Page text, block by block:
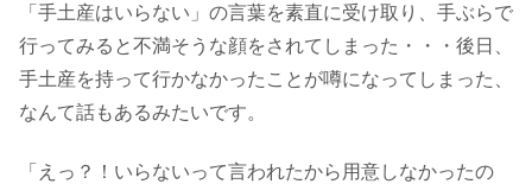
「手土産はいらない」の言葉を素直に受け取り、手ぶらで
行ってみると不満そうな顔をされてしまった・・・後日、
手土産を持って行かなかったことが噂になってしまった、
なんて話もあるみたいです。
「えっ？！いらないって言われたから用意しなかったの